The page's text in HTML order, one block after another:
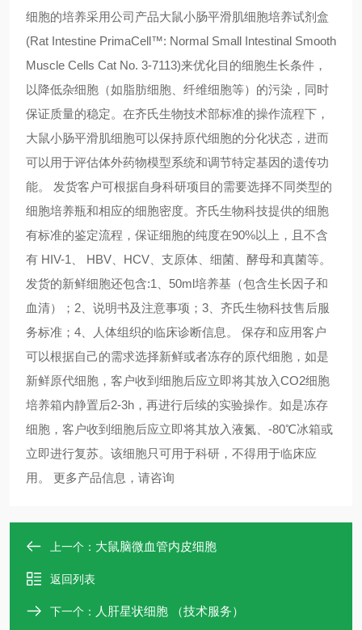
细胞的培养采用公司产品大鼠小肠平滑肌细胞培养试剂盒
(Rat Intestine PrimaCell™: Normal Small Intestinal Smooth
Muscle Cells Cat No. 3-7113)来优化目的细胞生长条件，
以降低杂细胞（如脂肪细胞、纤维细胞等）的污染，同时
保证质量的稳定。在齐氏生物技术部标准的操作流程下，
大鼠小肠平滑肌细胞可以保持原代细胞的分化状态，进而
可以用于评估体外药物模型系统和调节特定基因的遗传功
能。 发货客户可根据自身科研项目的需要选择不同类型的
细胞培养瓶和相应的细胞密度。齐氏生物科技提供的细胞
有标准的鉴定流程，保证细胞的纯度在90%以上，且不含
有 HIV-1、 HBV、HCV、支原体、细菌、酵母和真菌等。
发货的新鲜细胞还包含:1、50ml培养基（包含生长因子和
血清）；2、说明书及注意事项；3、齐氏生物科技售后服
务标准；4、人体组织的临床诊断信息。 保存和应用客户
可以根据自己的需求选择新鲜或者冻存的原代细胞，如是
新鲜原代细胞，客户收到细胞后应立即将其放入CO2细胞
培养箱内静置后2-3h，再进行后续的实验操作。如是冻存
细胞，客户收到细胞后应立即将其放入液氮、-80℃冰箱或
立即进行复苏。该细胞只可用于科研，不得用于临床应
用。 更多产品信息，请咨询 ​​​​​​​
上一个： 大鼠脑微血管内皮细胞
返回列表
下一个： 人肝星状细胞 （技术服务）